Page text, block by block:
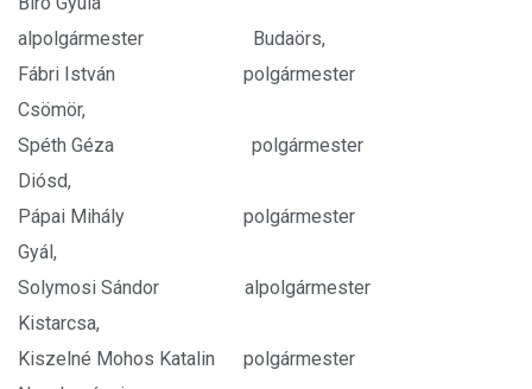
alpolgármester Budaörs,
Fábri István polgármester
Csömör,
Spéth Géza polgármester
Diósd,
Pápai Mihály polgármester
Gyál,
Solymosi Sándor alpolgármester
Kistarcsa,
Kiszelné Mohos Katalin polgármester